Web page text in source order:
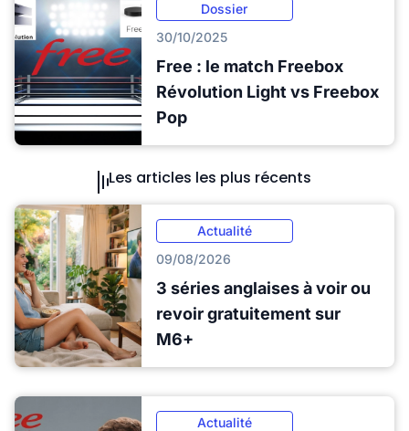
Dossier
30/10/2025
Free : le match Freebox
Révolution Light vs Freebox
Pop
Les articles les plus récents
Actualité
09/08/2026
3 séries anglaises à voir ou
revoir gratuitement sur
M6+
Actualité